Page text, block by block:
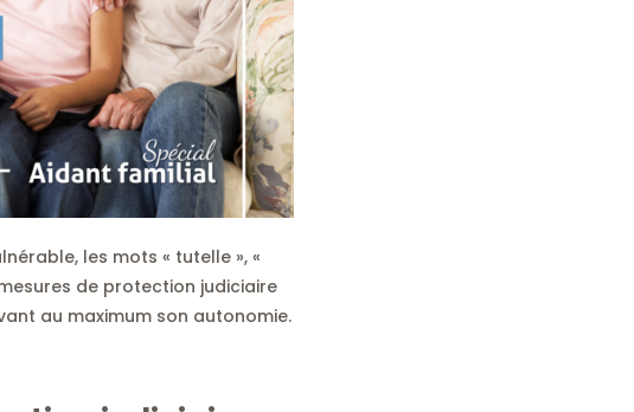
les mots « tutelle », «
de protection judiciaire
au maximum son autonomie.